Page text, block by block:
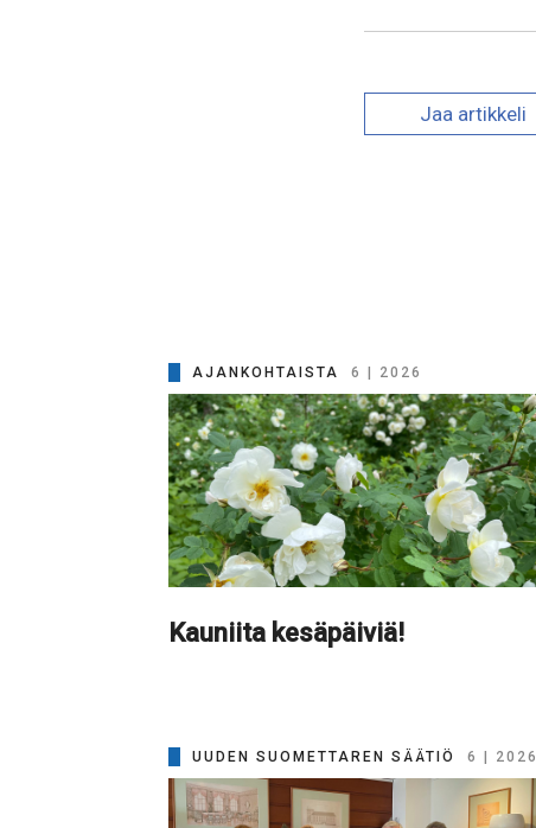
Jaaartikkeli
AJANKOHTAISTA 6 | 2026
Kauniita kesäpäiviä!
UUDEN SUOMETTAREN SÄÄTIÖ 6 | 2026